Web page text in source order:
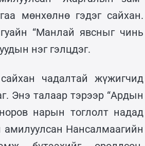
мөнхөлнө гэдэг сайхан.
“Манлай явсныг чинь
нэг гэлцдэг.
чадалтай жүжигчид
Энэ талаар тэрээр “Ардын
нарын тоглолт надад
амилуулсан Нансалмаагийн